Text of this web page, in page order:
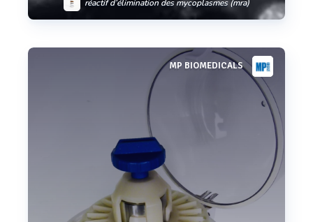
réactif d’élimination des mycoplasmes (mra)
Voir plusMP BIOMEDICALS